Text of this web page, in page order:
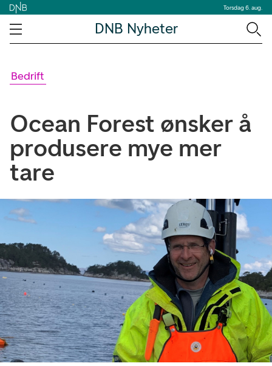
Torsdag 6. aug.
DNB Nyheter
Bedrift
Ocean Forest ønsker å
produsere mye mer
tare